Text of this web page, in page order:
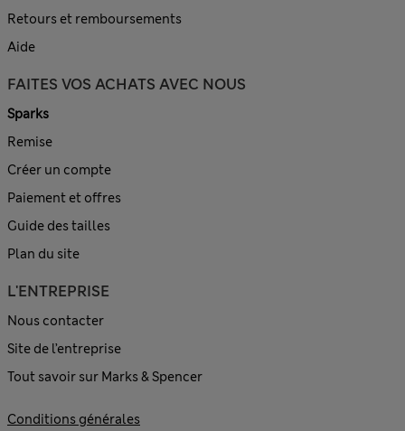
Retours et remboursements
Aide
FAITES VOS ACHATS AVEC NOUS
Sparks
Remise
Créer un compte
Paiement et offres
Guide des tailles
Plan du site
L'ENTREPRISE
Nous contacter
Site de l’entreprise
Tout savoir sur Marks & Spencer
Conditions générales